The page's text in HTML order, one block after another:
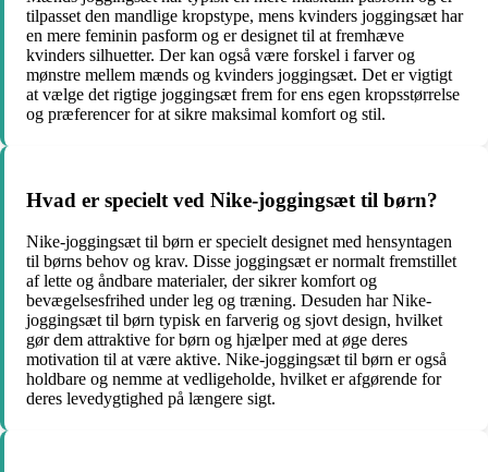
tilpasset den mandlige kropstype, mens kvinders joggingsæt har
en mere feminin pasform og er designet til at fremhæve
kvinders silhuetter. Der kan også være forskel i farver og
mønstre mellem mænds og kvinders joggingsæt. Det er vigtigt
at vælge det rigtige joggingsæt frem for ens egen kropsstørrelse
og præferencer for at sikre maksimal komfort og stil.
Hvad er specielt ved Nike-joggingsæt til børn?
Nike-joggingsæt til børn er specielt designet med hensyntagen
til børns behov og krav. Disse joggingsæt er normalt fremstillet
af lette og åndbare materialer, der sikrer komfort og
bevægelsesfrihed under leg og træning. Desuden har Nike-
joggingsæt til børn typisk en farverig og sjovt design, hvilket
gør dem attraktive for børn og hjælper med at øge deres
motivation til at være aktive. Nike-joggingsæt til børn er også
holdbare og nemme at vedligeholde, hvilket er afgørende for
deres levedygtighed på længere sigt.